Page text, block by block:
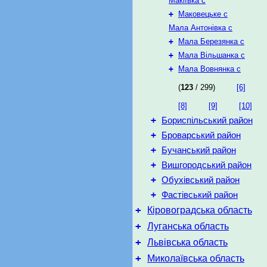
+
Маковецьке с
Мала Антонівка с
+
Мала Березянка с
+
Мала Вільшанка с
+
Мала Вовнянка с
(123 / 299) [6]
[8] [9] [10]
+ Бориспільський район
+ Броварський район
+ Бучанський район
+ Вишгородський район
+ Обухівський район
+ Фастівський район
+ Кіровоградська область
+ Луганська область
+ Львівська область
+ Миколаївська область